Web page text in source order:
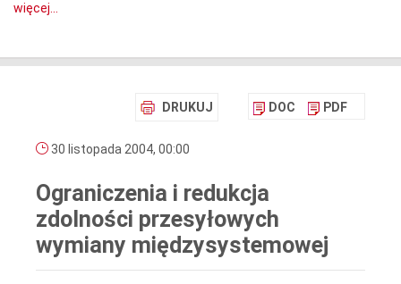
więcej...
DRUKUJ DOC PDF
30 listopada 2004, 00:00
Ograniczenia i redukcja
zdolności przesyłowych
wymiany międzysystemowej